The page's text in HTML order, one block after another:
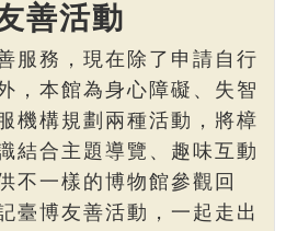
善活動
服務，現在除了申請自行
，本館為身心障礙、失智
機構規劃兩種活動，將樟
結合主題導覽、趣味互動
不一樣的博物館參觀回
臺博友善活動，一起走出